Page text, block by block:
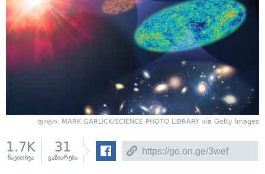
ფოტო: MARK GARLICK/SCIENCE PHOTO LIBRARY via Getty Images
1.7K
წაკითხვა
31
გაზიარება